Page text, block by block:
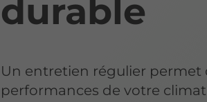
durable
Un entretien régulier permet
performances de votre